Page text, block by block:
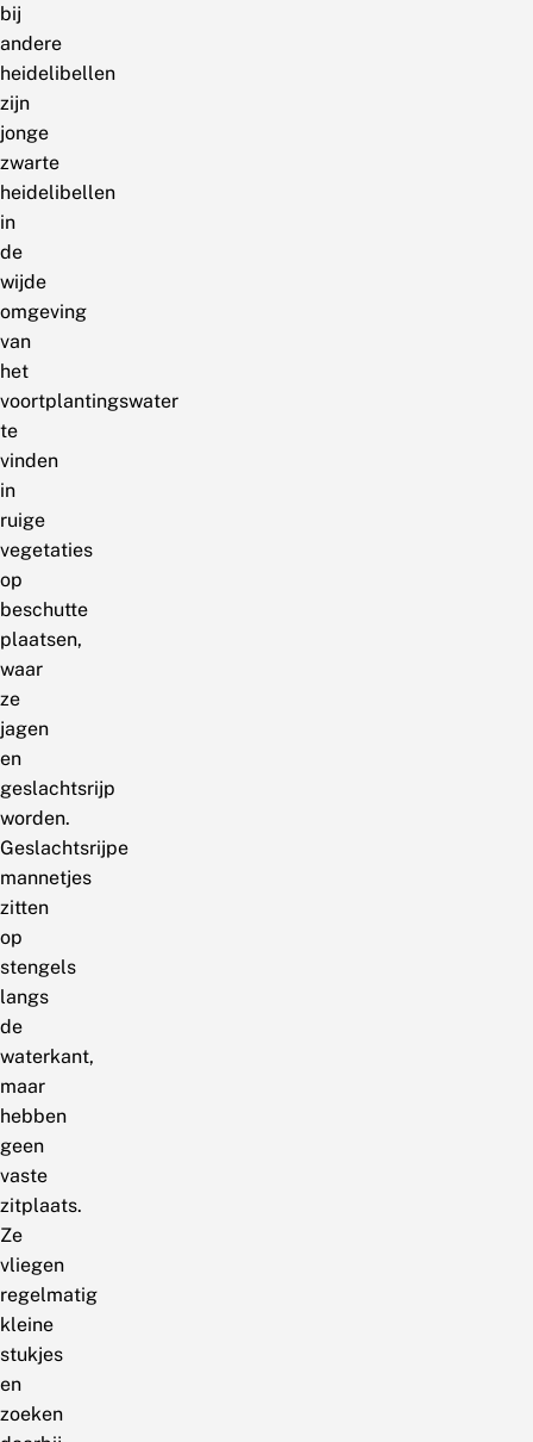
bij
andere
heidelibellen
zijn
jonge
zwarte
heidelibellen
in
de
wijde
omgeving
van
het
voortplantingswater
te
vinden
in
ruige
vegetaties
op
beschutte
plaatsen,
waar
ze
jagen
en
geslachtsrijp
worden.
Geslachtsrijpe
mannetjes
zitten
op
stengels
langs
de
waterkant,
maar
hebben
geen
vaste
zitplaats.
Ze
vliegen
regelmatig
kleine
stukjes
en
zoeken